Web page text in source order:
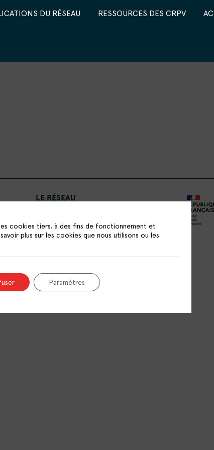
DU RÉSEAU RESSOURCES DES CRPV
LE RÉSEAU
PUBLICATIONS
RESSOURCES
cookies tiers, à des fins de fonctionnement et
plus sur les cookies que nous utilisons ou les
Paramètres